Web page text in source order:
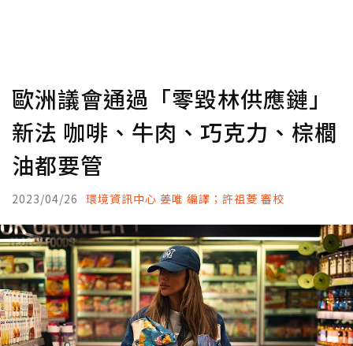
歐洲議會通過「零毀林供應鏈」
新法 咖啡、牛肉、巧克力、棕櫚
油都要管
2023/04/26 環境資訊中心 姜唯 編譯；許祖菱 審校